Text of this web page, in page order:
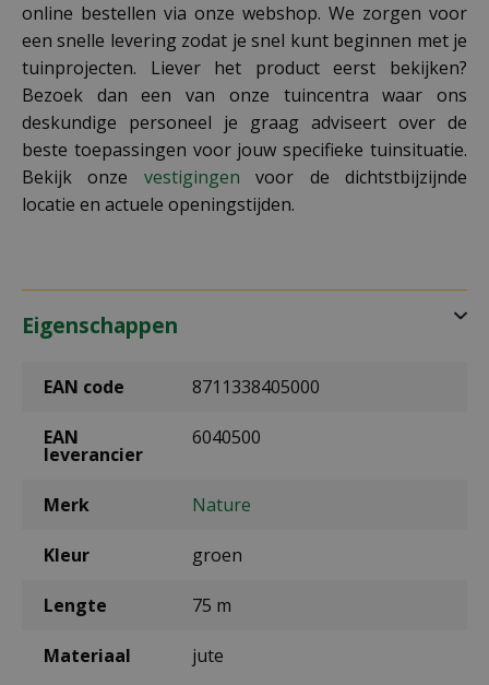
online bestellen via onze webshop. We zorgen voor
een snelle levering zodat je snel kunt beginnen met je
tuinprojecten. Liever het product eerst bekijken?
Bezoek dan een van onze tuincentra waar ons
deskundige personeel je graag adviseert over de
beste toepassingen voor jouw specifieke tuinsituatie.
Bekijk onze vestigingen voor de dichtstbijzijnde
locatie en actuele openingstijden.
Eigenschappen
EAN code 8711338405000
EAN
leverancier
6040500
Merk Nature
Kleur groen
Lengte 75 m
Materiaal jute